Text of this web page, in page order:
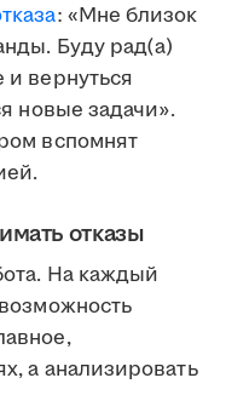
: «Мне близок
Буду рад(а)
и вернуться
новые задачи».
вспомнят
отказы
На каждый
а анализировать